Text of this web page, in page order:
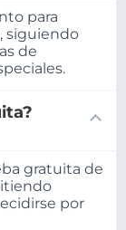
para
siguiendo
de
gratuita de
por